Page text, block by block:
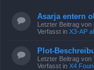
Asarja entern
Letzter Beitrag von
Verfasst in X3-AP
Plot-
Letzter Beitrag von
Verfasst in X4